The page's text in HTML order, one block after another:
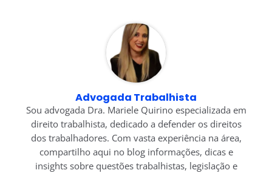
Advogada Trabalhista
Sou advogada Dra. Mariele Quirino especializada em
direito trabalhista, dedicado a defender os direitos
dos trabalhadores. Com vasta experiência na área,
compartilho aqui no blog informações, dicas e
insights sobre questões trabalhistas, legislação e